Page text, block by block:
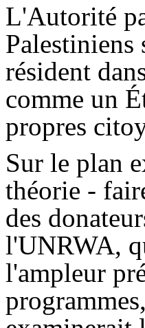
L'Autorité
Palestiniens
résident
comme un
propres
Sur le plan
théorie -
des
l'UNRWA,
l'ampleur